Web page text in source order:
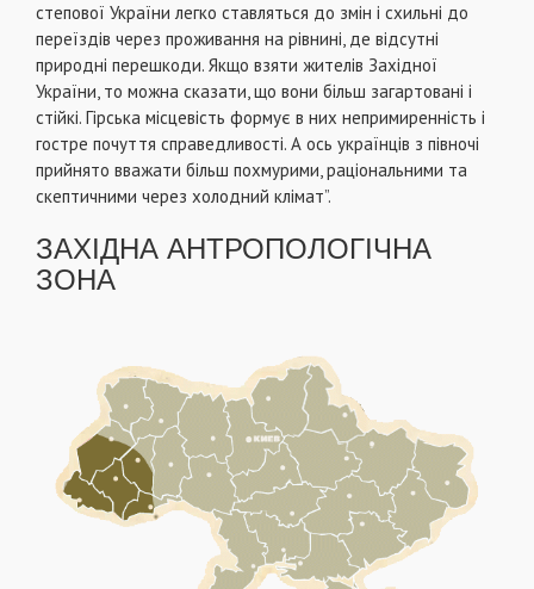
степової України легко ставляться до змін і схильні до
переїздів через проживання на рівнині, де відсутні
природні перешкоди. Якщо взяти жителів Західної
України, то можна сказати, що вони більш загартовані і
стійкі. Гірська місцевість формує в них непримиренність і
гостре почуття справедливості. А ось українців з півночі
прийнято вважати більш похмурими, раціональними та
скептичними через холодний клімат”.
ЗАХІДНА АНТРОПОЛОГІЧНА
ЗОНА